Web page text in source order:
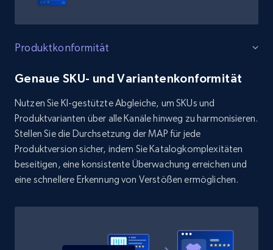
Produktkonformität
Genaue SKU- und Variantenkonformität
Nutzen Sie KI-gestützte Abgleiche, um SKUs und
Produktvarianten über alle Kanäle hinweg zu harmonisieren.
Stellen Sie die Durchsetzung der MAP für jede
Produktversion sicher, indem Sie Katalogkomplexitäten
beseitigen, eine konsistente Überwachung erreichen und
eine schnellere Erkennung von Verstößen ermöglichen.